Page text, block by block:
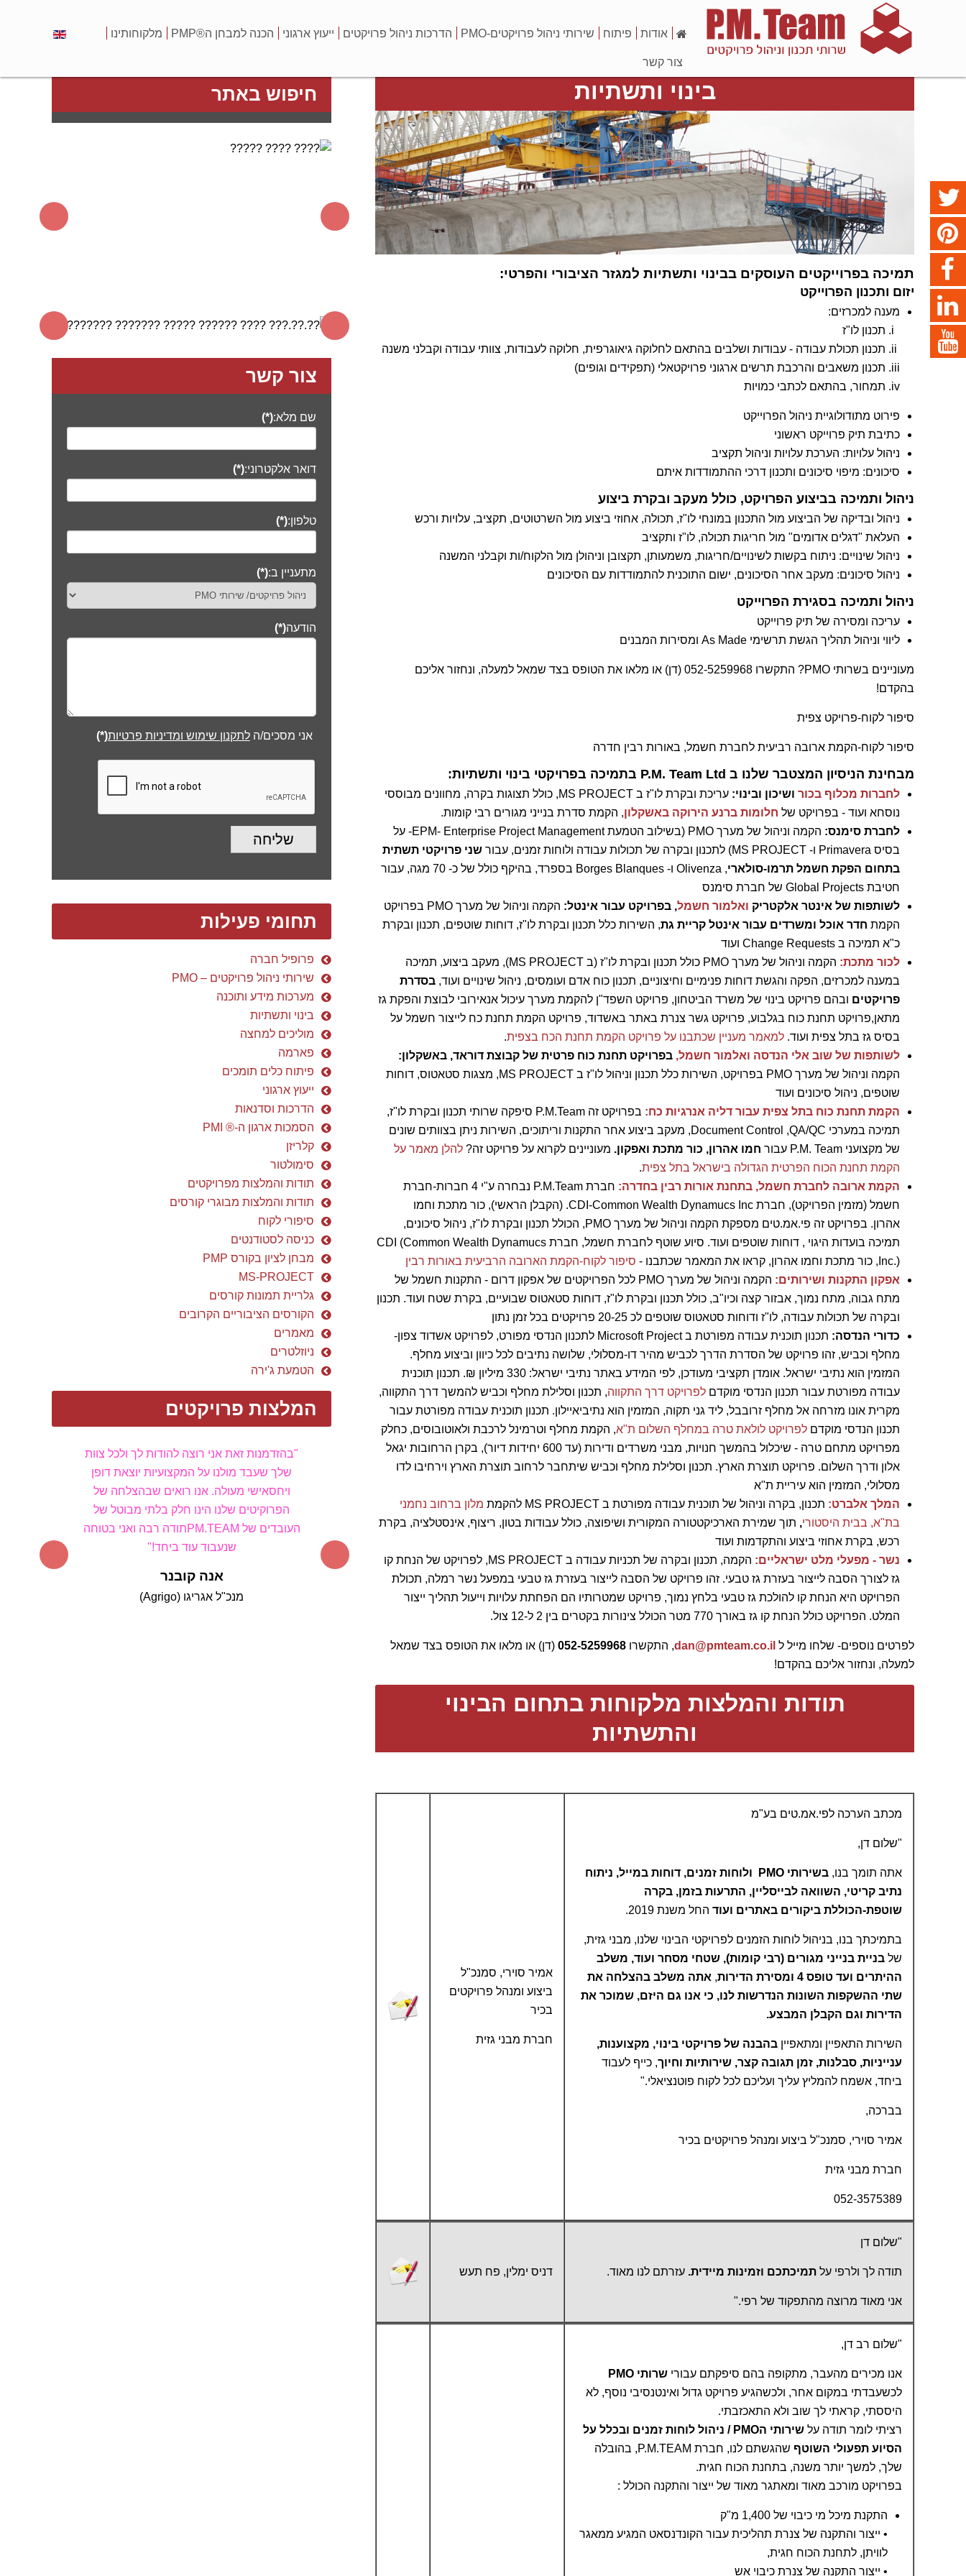
אודות פיתוח שירותי ניהול פרויקטים-PMO הדרכות ניהול פרויקטים ייעוץ ארגוני הכנה למבחן ה®PMP מלקוחותינו
צור קשר
בינוי ותשתיות
תמיכה בפרוייקטים העוסקים בבינוי ותשתיות למגזר הציבורי והפרטי:
יזום ותכנון הפרוייקט
מענה למכרזים:
תכנון לו"ז
תכנון תכולת עבודה - עבודות ושלבים בהתאם לחלוקה גיאוגרפית, חלוקה לעבודות, צוותי עבודה וקבלני משנה
תכנון משאבים והרכבת תרשים ארגוני פרויקטאלי (תפקידים וגופים)
תמחור, בהתאם לכתבי כמויות
פירוט מתודולוגיית ניהול הפרוייקט
כתיבת תיק פרוייקט ראשוני
ניהול עלויות: הערכת עלויות וניהול תקציב
סיכונים: מיפוי סיכונים ותכנון דרכי ההתמודדות איתם
ניהול ותמיכה בביצוע הפרויקט, כולל מעקב ובקרת ביצוע
ניהול ובדיקה של הביצוע מול התכנון במונחי לו"ז, תכולה, אחוזי ביצוע מול השרטוטים, תקציב, עלויות ורכש
העלאת "דגלים אדומים" מול חריגות תכולה, לו"ז ותקציב
ניהול שינויים: ניתוח בקשות לשינויים/חריגות, משמעותן, תקצובן וניהולן מול הלקוח/ות וקבלני המשנה
ניהול סיכונים: מעקב אחר הסיכונים, ישום התוכנית להתמודדות עם הסיכונים
ניהול ותמיכה בסגירת הפרוייקט
עריכה ומסירה של תיק פרוייקט
ליווי וניהול תהליך הגשת תרשימי As Made ומסירות המבנים
מעוניינים בשרותי PMO? התקשרו 052-5259968 (דן) או מלאו את הטופס בצד שמאל למעלה, ונחזור אליכם
בהקדם!
סיפור לקוח-פרויקט צפית
סיפור לקוח-הקמת ארובה רביעית לחברת חשמל, באורות רבין חדרה
מבחינת הניסיון המצטבר שלנו ב P.M. Team Ltd בתמיכה בפרויקטי בינוי ותשתיות:
לחברות מכלוף בכור ושיכון ובינוי:
עריכת ובקרת לו"ז ב MS PROJECT, כולל תצוגות בקרה, מחוונים מבוססי
נוסחא ועוד - בפרויקט של חלומות ברנע הירוקה באשקלון, הקמת סדרת בנייני מגורים רבי קומות.
לחברת סימנס:
הקמה וניהול של מערך PMO (בשילוב הטמעת EPM- Enterprise Project Management- על
בסיס Primavera ו- MS PROJECT) לתכנון ובקרה של תכולות עבודה ולוחות זמנים, עבור
שני פרויקטי תשתית
בתחום הפקת חשמל תרמו-סולארי
, Olivenza ו- Borges Blanques בספרד, בהיקף כולל של כ- 70 מגה, עבור
חטיבת Global Projects של חברת סימנס
לשותפות של אינטר אלקטריק ואלמור חשמל, בפרויקט עבור אינטל:
הקמה וניהול של מערך PMO בפרויקט
הקמת חדר אוכל ומשרדים עבור אינטל קריית גת, השירות כלל תכנון ובקרת לו"ז, דוחות שוטפים, תכנון ובקרת
כ"א תמיכה ב Change Requests ועוד
לכור מתכת:
הקמה וניהול של מערך PMO כולל תכנון ובקרת לו"ז (ב MS PROJECT), מעקב ביצוע, תמיכה
במענה למכרזים, הפקה והגשת דוחות פנימיים וחיצוניים, תכנון כוח אדם ועומסים, ניהול שינויים ועוד, בסדרת
פרויקטים ובהם פרויקט בינוי של משרד הביטחון, פרויקט השפד"ן להקמת מערך עיכול אנאירובי לבוצת והפקת גז
מתאן,פרויקט תחנת כוח בגלבוע, פרויקט גשר צנרת באתר באשדוד, פרויקט הקמת תחנת כח לייצור חשמל על
בסיס גז בתל צפית ועוד. למאמר מעניין שכתבנו על פרויקט הקמת תחנת הכח בצפית.
לשותפות של שוב אלי הנדסה ואלמור חשמל, בפרויקט תחנת כוח פרטית של קבוצת דוראד, באשקלון:
הקמה וניהול של מערך PMO בפרויקט, השירות כלל תכנון וניהול לו"ז ב MS PROJECT, מצגות סטאטוס, דוחות
שוטפים, ניהול סיכונים ועוד
הקמת תחנת כוח בתל צפית עבור דליה אנרגיות כח:
בפרויקט זה P.M.Team סיפקה שרותי תכנון ובקרת לו"ז,
תמיכה במערכי Document Control ,QA/QC, מעקב ביצוע אחר התקנות וריתוכים, השירות ניתן בצוותים שונים
של מקצועני P.M. Team עבור
חמו אהרון, כור מתכת ואפקון. מעוניינים לקרוא על פרויקט זה? להלן מאמר על
הקמת תחנת הכוח הפרטית הגדולה בישראל בתל צפית.
הקמת ארובה לחברת חשמל, בתחנת אורות רבין בחדרה:
חברת P.M.Team נבחרה ע"י 4 חברות-חברת
חשמל (מזמין הפרויקט), חברת CDI-Common Wealth Dynamucs Inc. (הקבלן הראשי), כור מתכת וחמו
אהרון. בפרויקט זה פי.אמ.טים מספקת הקמה וניהול של מערך PMO, הכולל תכנון ובקרת לו"ז, ניהול סיכונים,
תמיכה בועדות היגוי , דוחות שוטפים ועוד. סיוע שוטף לחברת חשמל, חברת CDI (Common Wealth Dynamucs
Inc.), כור מתכת וחמו אהרון, קראו את המאמר שכתבנו -
סיפור לקוח-הקמת הארובה הרביעית באורות רבין
אפקון התקנות ושירותים:
הקמה וניהול של מערך PMO לכל הפרויקטים של אפקון דרום - התקנות חשמל של
מתח גבוה, מתח נמוך, אבזור קצה וכיו"ב, כולל תכנון ובקרת לו"ז, דוחות סטאטוס שבועיים, בקרת שטח ועוד. תכנון
ובקרה של תכולות עבודה, לו"ז ודוחות סטאטוס שוטפים לכ 20-25 פרויקטים בכל זמן נתון
כדורי הנדסה:
תכנון תוכנית עבודה מפורטת ב Microsoft Project לתכנון הנדסי מפורט, לפרויקט אשדוד צפון-
מחלף וכביש, זהו פרויקט של הסדרת הדרך לכביש מהיר דו-מסלולי, שלושה נתיבים לכל כיוון וביצוע מחלף.
המזמין הוא נתיבי ישראל. אומדן תקציבי מעודכן, לפי המידע באתר נתיבי ישראל: 330 מיליון ₪. תכנון תוכנית
עבודה מפורטת עבור תכנון הנדסי מוקדם לפרויקט דרך התקווה, תכנון וסלילת מחלף וכביש להמשך דרך התקווה,
מקרית אונו מזרחה אל מחלף זרובבל, ליד גני תקוה, המזמין הוא נתיביאיילון. תכנון תוכנית עבודה מפורטת עבור
תכנון הנדסי מוקדם לפרויקט לולאת טרה במחלף השלום ת"א, הקמת מחלף וטרמינל לרכבת ולאוטובוסים, כחלק
מפרויקט מתחם טרה - שיכלול בהמשך חנויות, מבני משרדים ודירות (עד 600 יחידות דיור), בקרן הרחובות יגאל
אלון ודרך השלום. פרויקט תוצרת הארץ. תכנון וסלילת מחלף וכביש שיתחבר לרחוב תוצרת הארץ וירחיבו לדו
מסלולי, המזמין הוא עיריית ת"א
המלך אלברט: תכנון, בקרה וניהול של תוכנית עבודה מפורטת ב MS PROJECT להקמת
מלון ברחוב נחמני
בת"א, בבית היסטורי, תוך שמירת הארכיקטטורה המקורית ושיפוצה, כולל עבודות בטון, ריצוף, אינסטלציה, בקרת
רכש, בקרת אחוזי ביצוע והתקדמות ועוד
נשר - מפעלי מלט ישראליים:
הקמה, תכנון ובקרה של תכניות עבודה ב MS PROJECT, לפרויקט של הנחת קו
גז לצורך הסבה לייצור בעזרת גז טבעי. זהו פרויקט של הסבה לייצור בעזרת גז טבעי במפעל נשר רמלה, תכולת
הפרויקט היא הנחת קו להולכת גז טבעי בלחץ נמוך, פרויקט שמטרותיו הם הפחתת עלויות וייעול תהליך ייצור
המלט. הפרויקט כולל הנחת קו גז באורך 770 מטר הכולל צינורות בקטרים בין 2 ל-12 צול.
לפרטים נוספים- שלחו מייל ל dan@pmteam.co.il, התקשרו 052-5259968 (דן) או מלאו את הטופס בצד שמאל
למעלה, ונחזור אליכם בהקדם!
תודות והמלצות מלקוחות בתחום הבינוי
והתשתיות
מכתב הערכה לפי.אמ.טים בע"מ
"שלום דן,
אתה תומך בנו,
בשירותי PMO ולוחות זמנים, דוחות במייל, ניתוח
נתיב קריטי, השוואה לבייסליין, התרעות בזמן, בקרה
שוטפת-הכוללת ביקורים באתרים ועוד החל משנת 2019.
בתמיכתך בנו, בניהול לוחות הזמנים לפרויקטי הבינוי שלנו, מבני גזית,
של בניית בנייני מגורים (רבי קומות), שטחי מסחר ועוד, משלב
ההיתרים ועד טופס 4 ומסירת הדירות
, אתה משלב בהצלחה את
שתי ההשקפות השונות הנדרשות לנו, כי אנו גם היזם, שמוכר את
הדירות וגם הקבלן המבצע.
השירות התאפיין ומתאפיין בהבנה של פרויקטי בינוי, מקצוענות,
ענייניות, סבלנות, זמן תגובה קצר, שירותיות וחיוך, כייף לעבוד
ביחד, אשמח להמליץ עליך ועליכם לכל לקוח פוטנציאלי."
בברכה,
אמיר סוירי, סמנכ"ל ביצוע ומנהל פרויקטים בכיר
חברת מבני גזית
052-3575389
אמיר סוירי, סמנכ"ל
ביצוע ומנהל פרויקטים
בכיר
חברת מבני גזית
"שלום דן
תודה לך ולרפי על תמיכתכם וזמינות מיידית. עזרתם לנו מאוד.
אני מאוד מרוצה מהתפקוד של רפי."
דניס ימלין, פח תעש
"שלום רב דן,
אנו מכירים מהעבר, מתקופה בהם סיפקתם עבורי שרותי PMO
לכשעבדתי במקום אחר, ולכשהגיע פרויקט גדול ואינטנסיבי נוסף, לא
היססתי, קראתי לך שוב ולא התאכזבתי.
רציתי לומר תודה על
שירותי הPMO / ניהול לוחות זמנים ובכלל על
הסיוע תפעולי השוטף
שהגשתם לנו, חברת P.M.TEAM, בהובלה
שלך, למשך יותר משנה, בתחנת הכוח חגית.
בפרויקט מורכב מאוד ומאתגר מאוד של ייצור והתקנה הכולל :
התקנת מיכל מי כיבוי של 1,400 מ"ק
• ייצור והתקנה של צנרת תהליכית עבור הקונדנסאט המגיע ממאגר
לוויתן, לתחנת הכוח חגית,
• ייצור התקנה של צנרת כיבוי אש
חיפוש באתר
צור קשר
שם מלא:(*)
דואר אלקטרוני:(*)
טלפון:(*)
מתעניין ב:(*)
הודעה(*)
אני מסכים/הלתקנון שימוש ומדיניות פרטיות(*)
שליחה
תחומי פעילות
פרופיל חברה
שירותי ניהול פרויקטים – PMO
מערכות מידע ותוכנה
בינוי ותשתיות
מוליכים למחצה
פארמה
פיתוח כלים תומכים
ייעוץ ארגוני
הדרכות וסדנאות
הסמכות ארגון ה-® PMI
קלריזן
סימולטור
תודות והמלצות מפרויקטים
תודות והמלצות מבוגרי קורסים
סיפורי לקוח
כניסה לסטודנטים
מבחן לציון בקורס PMP
MS-PROJECT
גלריית תמונות קורסים
הקורסים הציבוריים הקרובים
מאמרים
ניוזלטרים
הטמעת ג'ירה
המלצות פרויקטים
"בהזדמנות זאת אני רוצה להודות לך ולכל צוות
שלך שעבד מולנו על המקצועיות יוצאת דופן
ויחסאישי מעולה. אנו רואים שבהצלחה של
הפרוקיטים שלנו הינו חלק בלתי מבוטל של
העובדים של PM .TEAM
תודה רבה ואני בטוחה
שנעבוד עוד ביחד!"
אנה קובנר
מנכ"ל אגריגו (Agrigo)